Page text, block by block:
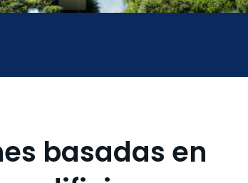
basadas en